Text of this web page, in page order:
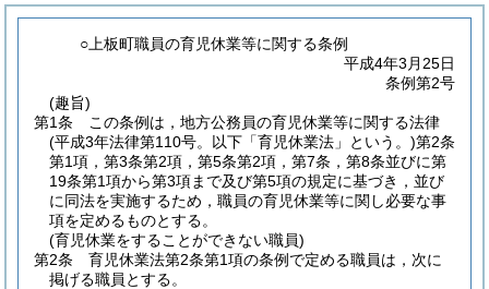
○上板町職員の育児休業等に関する条例
平成4年3月25日
条例第2号
(趣旨)
第1条
この条例は，地方公務員の育児休業等に関する法律
(平成3年法律第110号。以下「育児休業法」という。)第2条
第1項，第3条第2項，第5条第2項，第7条，第8条並びに第
19条第1項から第3項まで及び第5項の規定に基づき，並び
に同法を実施するため，職員の育児休業等に関し必要な事
項を定めるものとする。
(育児休業をすることができない職員)
第2条
育児休業法第2条第1項の条例で定める職員は，次に
掲げる職員とする。